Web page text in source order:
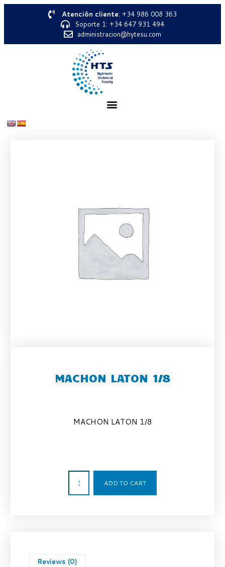
Atención cliente: +34 986 008 363
Soporte 1: +34 647 931 494
administracion@hytesu.com
MACHON LATON 1/8
MACHON LATON 1/8
ADD TO CART
Reviews (0)